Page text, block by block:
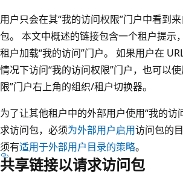
用户只会在其“我的访问权限”门户中看到
包。 本文中概述的链接包含一个租户提示
租户加载“我的访问”门户。 如果用户在
情况下访问“我的访问权限”门户，也可以
限”门户右上角的组织/租户切换器。
为了让其他租户中的外部用户使用“我的访
求访问包，必须为外部用户启用访问包的
须有适用于外部用户目录的策略。
共享链接以请求访问包